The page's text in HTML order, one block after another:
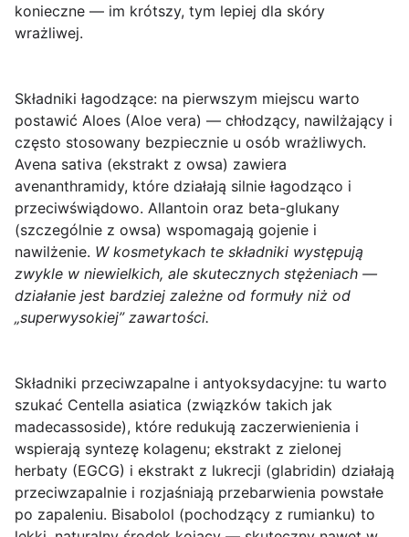
konieczne — im krótszy, tym lepiej dla skóry
wrażliwej.
Składniki łagodzące: na pierwszym miejscu warto
postawić Aloes (Aloe vera) — chłodzący, nawilżający i
często stosowany bezpiecznie u osób wrażliwych.
Avena sativa (ekstrakt z owsa) zawiera
avenanthramidy, które działają silnie łagodząco i
przeciwświądowo. Allantoin oraz beta-glukany
(szczególnie z owsa) wspomagają gojenie i
nawilżenie. W kosmetykach te składniki występują
zwykle w niewielkich, ale skutecznych stężeniach —
działanie jest bardziej zależne od formuły niż od
„superwysokiej” zawartości.
Składniki przeciwzapalne i antyoksydacyjne: tu warto
szukać Centella asiatica (związków takich jak
madecassoside), które redukują zaczerwienienia i
wspierają syntezę kolagenu; ekstrakt z zielonej
herbaty (EGCG) i ekstrakt z lukrecji (glabridin) działają
przeciwzapalnie i rozjaśniają przebarwienia powstałe
po zapaleniu. Bisabolol (pochodzący z rumianku) to